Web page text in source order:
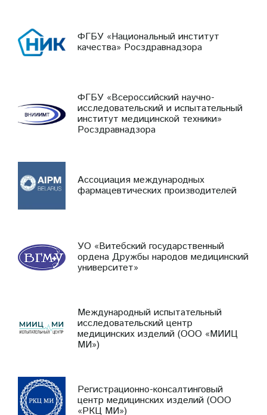
ФГБУ «Национальный институт
качества» Росздравнадзора
ФГБУ «Всероссийский научно-
исследовательский и испытательный
институт медицинской техники»
Росздравнадзора
Ассоциация международных
фармацевтических производителей
УО «Витебский государственный
ордена Дружбы народов медицинский
университет»
Международный испытательный
исследовательский центр
медицинских изделий (ООО «МИИЦ
МИ»)
Регистрационно-консалтинговый
центр медицинских изделий (ООО
«РКЦ МИ»)